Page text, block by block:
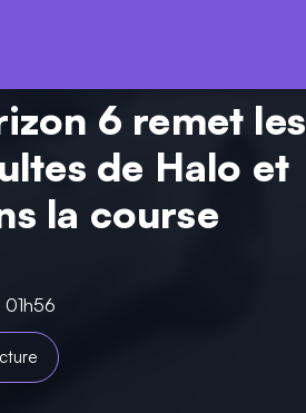
6 remet les
de Halo et
la course
01h56